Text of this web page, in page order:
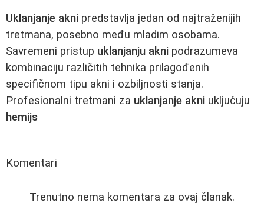
Uklanjanje akni predstavlja jedan od najtraženijih
tretmana, posebno među mladim osobama.
Savremeni pristup uklanjanju akni podrazumeva
kombinaciju različitih tehnika prilagođenih
specifičnom tipu akni i ozbiljnosti stanja.
Profesionalni tretmani za uklanjanje akni uključuju
hemijs
Komentari
Trenutno nema komentara za ovaj članak.